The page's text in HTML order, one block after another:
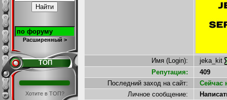
Расширенный >
ТОП
Хотите в ТОП?
Имя (Login):
jeka_kit
Репутация:
409
Последний заход на сайт:
Сейчас
Личное сообщение: